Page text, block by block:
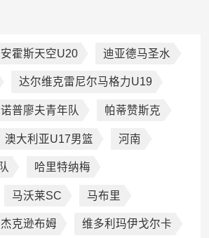
安霍斯天空U20 迪亚德马圣水
达尔维克雷尼尔马格力U19
普廖夫青年队 帕蒂赞斯克
澳大利亚U17男篮 河南
哈里特纳梅
马沃莱SC 马布里
杰克逊布姆 维多利玛伊戈尔卡